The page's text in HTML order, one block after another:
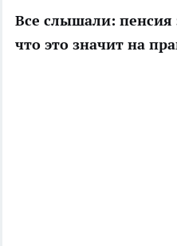
Все слышали: пенсия
что это значит на